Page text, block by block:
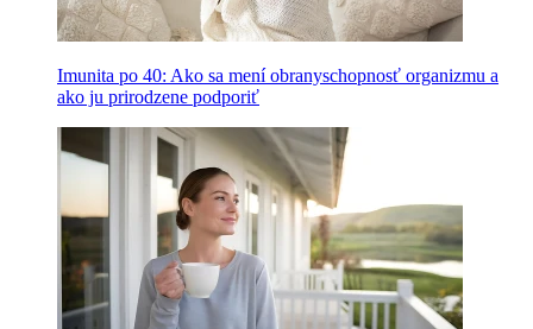
Imunita po 40: Ako sa mení obranyschopnosť organizmu a
ako ju prirodzene podporiť